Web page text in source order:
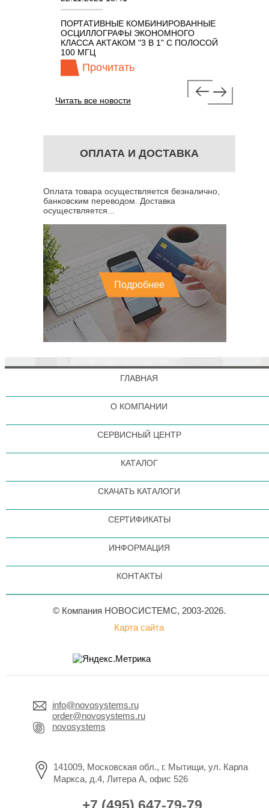
ПОРТАТИВНЫЕ КОМБИНИРОВАННЫЕ
ОСЦИЛЛОГРАФЫ ЭКОНОМНОГО
КЛАССА АКТАКОМ "3 В 1" С ПОЛОСОЙ
100 МГЦ
Прочитать
Читать все новости
ОПЛАТА И ДОСТАВКА
Оплата товара осуществляется безналично,
банковским переводом. Доставка
осуществляется...
Подробнее
ГЛАВНАЯ
О КОМПАНИИ
СЕРВИСНЫЙ ЦЕНТР
КАТАЛОГ
СКАЧАТЬ КАТАЛОГИ
СЕРТИФИКАТЫ
ИНФОРМАЦИЯ
КОНТАКТЫ
© Компания НОВОСИСТЕМС, 2003-2026.
Карта сайта
info@novosystems.ru
order@novosystems.ru
novosystems
141009, Московская обл., г. Мытищи, ул. Карла
Маркса, д.4, Литера А, офис 526
+7 (495) 647-79-79